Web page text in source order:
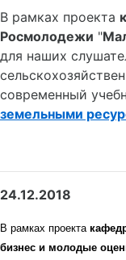
В рамках проекта
Росмолодежи "
для наших
современный
земельными
24.12.2018
В рамках проекта
бизнес и молодые